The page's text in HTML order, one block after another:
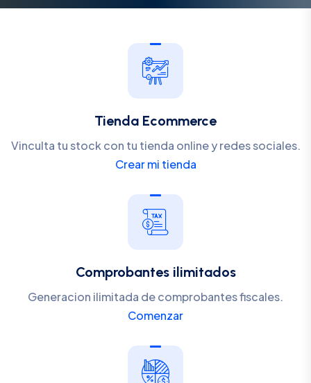
Tienda Ecommerce
Vinculta tu stock con tu tienda online y redes sociales.
Crear mi tienda
Comprobantes ilimitados
Generacion ilimitada de comprobantes fiscales.
Comenzar